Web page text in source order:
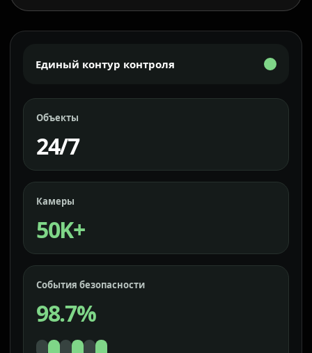
Единый контур контроля
Объекты
24/7
Камеры
50K+
События безопасности
98.7%